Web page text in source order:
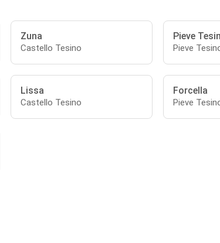
Zuna
Castello Tesino
Pieve
Pieve
Lissa
Castello Tesino
Forcella
Pieve